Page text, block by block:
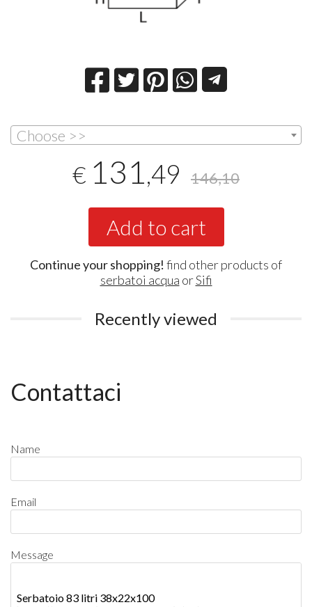
Choose >>
€ 131 ,49 146,10
Add to cart
Continue your shopping! find other products of
serbatoi acqua orSifi
Recently viewed
Contattaci
Name
Email
Message